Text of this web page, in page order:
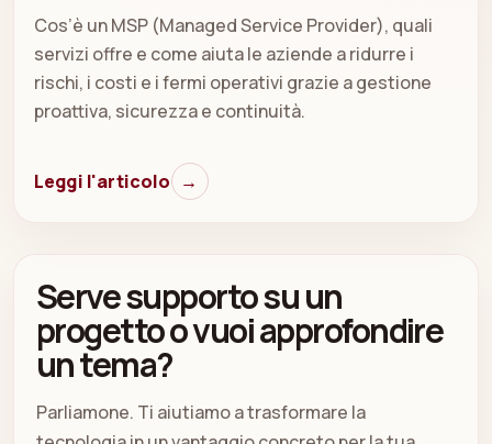
Cos’è un MSP (Managed Service Provider), quali
servizi offre e come aiuta le aziende a ridurre i
rischi, i costi e i fermi operativi grazie a gestione
proattiva, sicurezza e continuità.
Leggi l'articolo →
Serve supporto su un
progetto o vuoi approfondire
un tema?
Parliamone. Ti aiutiamo a trasformare la